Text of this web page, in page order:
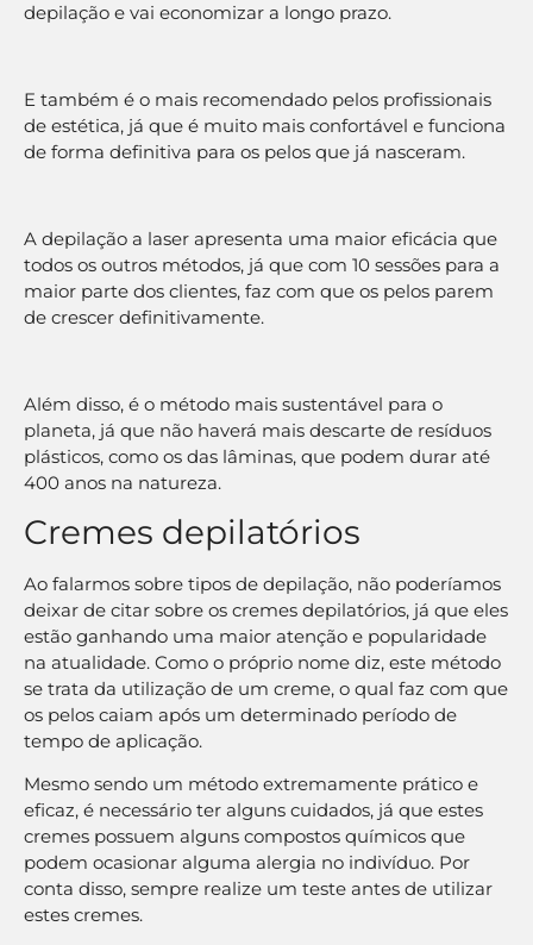
depilação e vai economizar a longo prazo.
E também é o mais recomendado pelos profissionais
de estética, já que é muito mais confortável e funciona
de forma definitiva para os pelos que já nasceram.
A depilação a laser apresenta uma maior eficácia que
todos os outros métodos, já que com 10 sessões para a
maior parte dos clientes, faz com que os pelos parem
de crescer definitivamente.
Além disso, é o método mais sustentável para o
planeta, já que não haverá mais descarte de resíduos
plásticos, como os das lâminas, que podem durar até
400 anos na natureza.
Cremes depilatórios
Ao falarmos sobre tipos de depilação, não poderíamos
deixar de citar sobre os cremes depilatórios, já que eles
estão ganhando uma maior atenção e popularidade
na atualidade. Como o próprio nome diz, este método
se trata da utilização de um creme, o qual faz com que
os pelos caiam após um determinado período de
tempo de aplicação.
Mesmo sendo um método extremamente prático e
eficaz, é necessário ter alguns cuidados, já que estes
cremes possuem alguns compostos químicos que
podem ocasionar alguma alergia no indivíduo. Por
conta disso, sempre realize um teste antes de utilizar
estes cremes.